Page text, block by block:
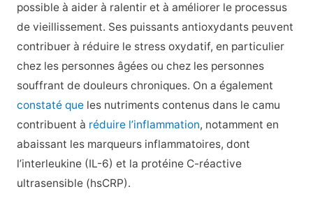
possible à aider à ralentir et à améliorer le processus
de vieillissement. Ses puissants antioxydants peuvent
contribuer à réduire le stress oxydatif, en particulier
chez les personnes âgées ou chez les personnes
souffrant de douleurs chroniques. On a également
constaté queles nutriments contenus dans le camu
contribuent à réduire l’inflammation, notamment en
abaissant les marqueurs inflammatoires, dont
l’interleukine (IL-6) et la protéine C-réactive
ultrasensible (hsCRP).